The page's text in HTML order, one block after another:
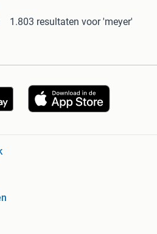
1.803 resultaten voor 'meyer'